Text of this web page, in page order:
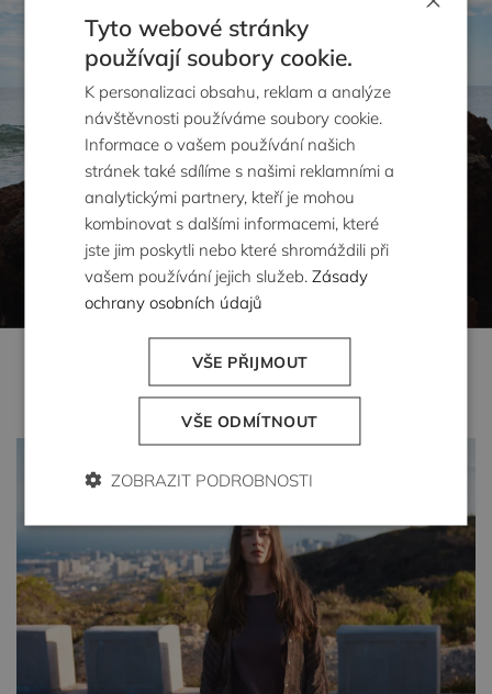
Koupit nyní
Tyto webové stránky
používají soubory cookie.
K personalizaci obsahu, reklam a analýze
návštěvnosti používáme soubory cookie.
Informace o vašem používání našich
stránek také sdílíme s našimi reklamními a
analytickými partnery, kteří je mohou
kombinovat s dalšími informacemi, které
jste jim poskytli nebo které shromáždili při
vašem používání jejich služeb.Zásady
ochrany osobních údajů
VŠE PŘIJMOUT
VŠE ODMÍTNOUT
ZOBRAZIT PODROBNOSTI